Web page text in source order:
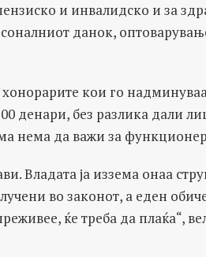
и инвалидско и за
данок,
хонорарите кои го
денари, без разлика дали
нема да важи за
Владата ја иззема онаа
во законот, а еден
ќе треба да плаќа“,